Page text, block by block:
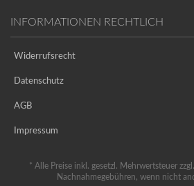
INFORMATIONEN RECHTLICH
Widerrufsrecht
Datenschutz
AGB
Impressum
* Alle Preise inkl. gesetzl. Mehrwertsteuer zzgl.
Nachnahmegebühren, wenn nicht